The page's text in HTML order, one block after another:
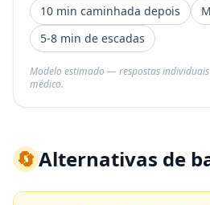
10 min caminhada depois
5-8 min de escadas
Modelo estimado — respostas
médico.
🔄Alternativas de